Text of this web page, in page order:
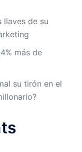
llaves de su
más de
su tirón en el